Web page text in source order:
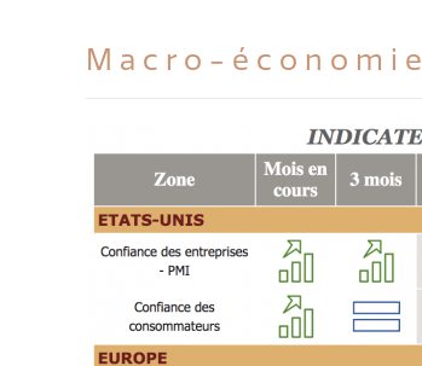
Macro-économie